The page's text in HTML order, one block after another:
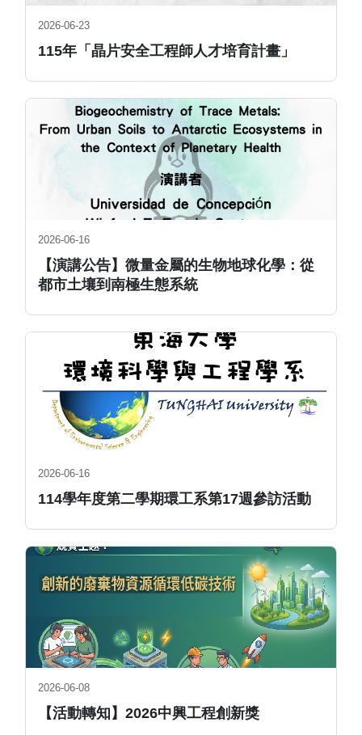
2026-06-23
115年「晶片安全工程師人才培育計畫」
2026-06-16
【演講公告】微量金屬的生物地球化學：從
都市土壤到南極生態系統
2026-06-16
114學年度第二學期環工系第17週參訪活動
2026-06-08
【活動轉知】2026中興工程創新獎